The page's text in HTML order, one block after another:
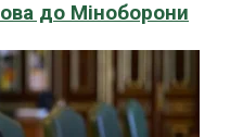
до Міноборони